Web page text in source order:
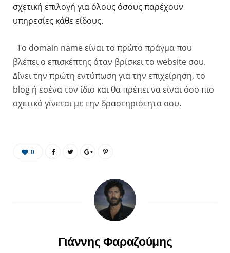
σχετική επιλογή για όλους όσους παρέχουν
υπηρεσίες κάθε είδους.
Το domain name είναι το πρώτο πράγμα που
βλέπει ο επισκέπτης όταν βρίσκει το website σου.
Δίνει την πρώτη εντύπωση για την επιχείρηση, το
blog ή εσένα τον ίδιο και θα πρέπει να είναι όσο πιο
σχετικό γίνεται με την δραστηριότητα σου.
0
Γιάννης Φαραζούμης